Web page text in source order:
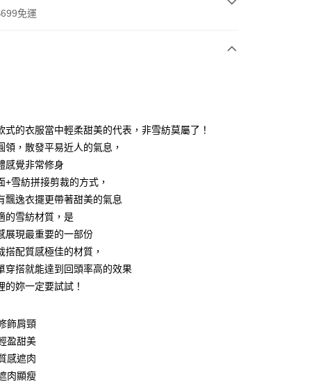
免運
款
期
期使用說明】
灣大哥大提供，台灣大哥大用戶可立即使用無須另外申請。
擇「大哥付你分期」，訂單成立後會自動跳轉到大哥付的交易
機門號後，選擇欲分期的期數、繳款截止日，確認付款後即
度、可分期數及費用金額請依後續交易確認頁面所載為準。
後付
付是「在收到商品之後才付款」的支付方式。 讓您購物簡單
式的衣服當中輕柔甜美的代表，非雪紡莫屬了！
領，散發平易近人的氣息，
感覺非常修身
+雪紡拼接剪裁的方式，
飄逸衣擺更帶著甜美的氣息
的雪紡材質，是
展現最重要的一部份
搭配質感極佳的材質，
穿搭就能達到回頭率高的效果
的妳一定要試試！
飾肩頸
盈甜美
感遮肉
肉顯瘦